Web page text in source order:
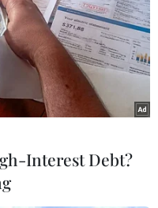
đường truyền dọn
của Đồng Tâm long
bóng nâng tỷ số
Chỉ 7 phút sau,
tiền vệ độikhách,
cách 17 m nâng
Hóa.
Interest Debt?